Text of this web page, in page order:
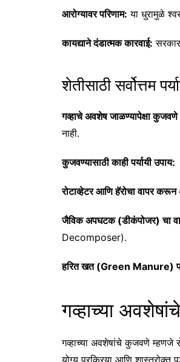
आरोग्यावर परिणाम: या धुरामुळे
कायद्याने दंडात्मक कारवाई:
शेतीसाठी सर्वोत्तम
गव्हाचे अवशेष जाळण्यापेक्षा
नाही.
कुजवण्यासाठी काही पर्यायी उपाय:
रोटाव्हेटर आणि हॅरोचा वापर
जैविक अपघटक (डीकंपोजर) चा
Decomposer).
हरित खत (Green Manure)
गव्हाच्या
गव्हाच्या अवशेषांचे कुजवणे म्हणजे